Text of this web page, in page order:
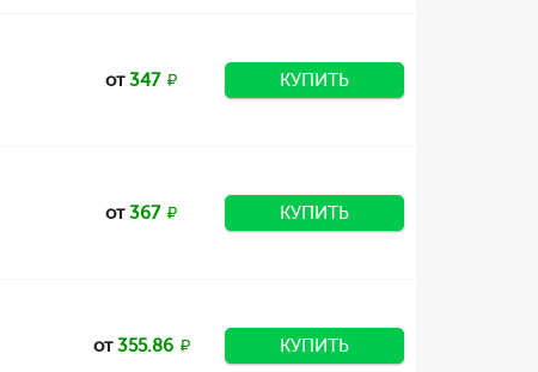
от347 КУПИТЬ
от367 КУПИТЬ
от355.86 КУПИТЬ